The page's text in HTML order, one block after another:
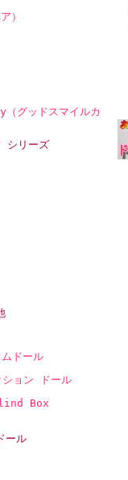
）
グッドスマイルカ
シリーズ
ドール
ション ドール
Box
ール